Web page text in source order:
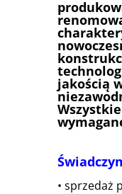
jakością
• sprzedaż